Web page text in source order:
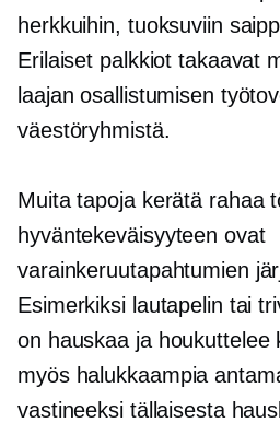
herkkuihin, tuoksuviin
Erilaiset palkkiot takaavat
laajan osallistumisen
väestöryhmistä.
Muita tapoja kerätä rahaa
hyväntekeväisyyteen ovat
varainkeruutapahtumien
Esimerkiksi lautapelin tai
on hauskaa ja houkuttelee
myös halukkaampia
vastineeksi tällaisesta